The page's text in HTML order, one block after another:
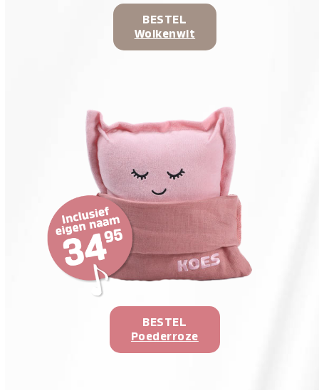
BESTEL
Wolkenwit
BESTEL
Poederroze